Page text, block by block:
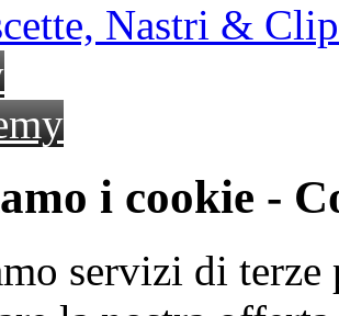
Nastri &
i cookie -
servizi di terze